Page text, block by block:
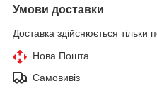
Умови доставки
Доставка здійснюється тільки
Нова Пошта
Самовивіз